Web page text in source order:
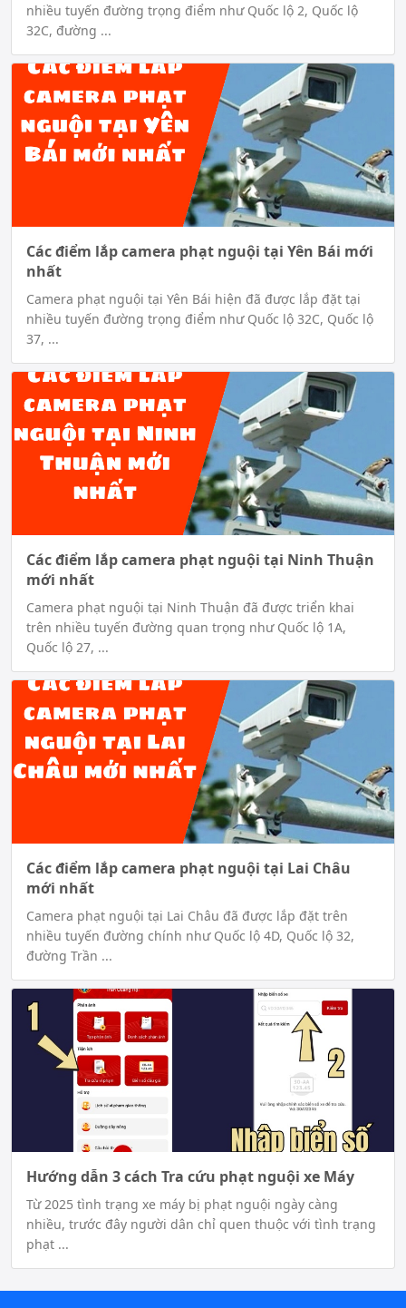
nhiều tuyến đường trọng điểm như Quốc lộ 2, Quốc lộ
32C, đường ...
Các điểm lắp camera phạt nguội tại Yên Bái mới
nhất
Camera phạt nguội tại Yên Bái hiện đã được lắp đặt tại
nhiều tuyến đường trọng điểm như Quốc lộ 32C, Quốc lộ
37, ...
Các điểm lắp camera phạt nguội tại Ninh Thuận
mới nhất
Camera phạt nguội tại Ninh Thuận đã được triển khai
trên nhiều tuyến đường quan trọng như Quốc lộ 1A,
Quốc lộ 27, ...
Các điểm lắp camera phạt nguội tại Lai Châu
mới nhất
Camera phạt nguội tại Lai Châu đã được lắp đặt trên
nhiều tuyến đường chính như Quốc lộ 4D, Quốc lộ 32,
đường Trần ...
Hướng dẫn 3 cách Tra cứu phạt nguội xe Máy
Từ 2025 tình trạng xe máy bị phạt nguội ngày càng
nhiều, trước đây người dân chỉ quen thuộc với tình trạng
phạt ...